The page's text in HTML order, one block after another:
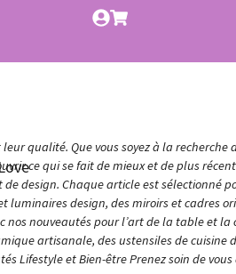
qualité. Que vous soyez à la recherche
ce qui se fait de mieux et de plus
design. Chaque article est sélectionné
luminaires design, des miroirs et cadres
nos nouveautés pour l’art de la table et la
artisanale, des ustensiles de cuisine
Lifestyle et Bien-être Prenez soin de